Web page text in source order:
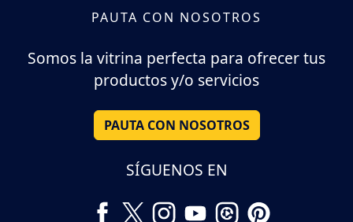
PAUTA CON NOSOTROS
Somos la vitrina perfecta para ofrecer tus
productos y/o servicios
PAUTA CON NOSOTROS
SÍGUENOS EN